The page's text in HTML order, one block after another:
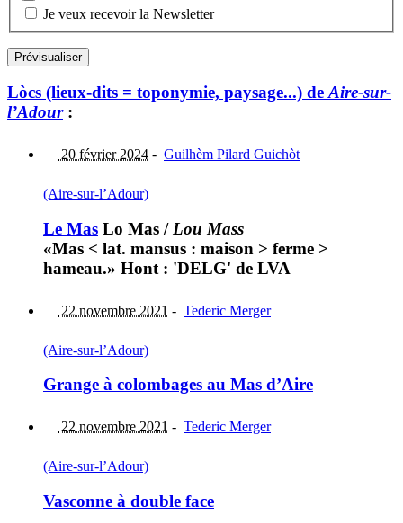
Je veux recevoir la Newsletter
Lòcs (lieux-dits = toponymie, paysage...) deAire-sur-
l’Adour:
20 février 2024 - Guilhèm Pilard Guichòt
(Aire-sur-l’Adour)
Le Mas Lo Mas / Lou Mass
«Mas < lat. mansus : maison > ferme >
hameau.» Hont : 'DELG' de LVA
22 novembre 2021 - Tederic Merger
(Aire-sur-l’Adour)
Grange à colombages au Mas d’Aire
22 novembre 2021 - Tederic Merger
(Aire-sur-l’Adour)
Vasconne à double face